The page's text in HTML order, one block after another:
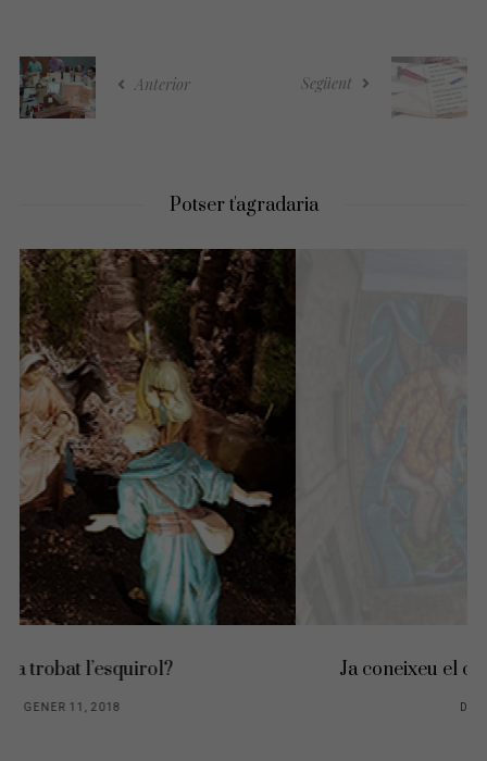
Anterior Següent
Potser t'agradaria
Ja coneixeu el caganer més gran del món?